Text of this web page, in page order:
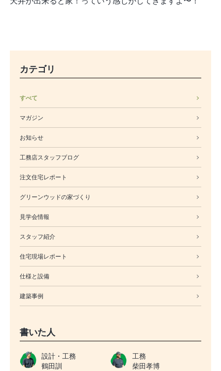
カテゴリ
すべて
マガジン
お知らせ
工務店スタッフブログ
注文住宅レポート
グリーンウッドの家づくり
見学会情報
スタッフ紹介
住宅現場レポート
仕様と設備
建築事例
書いた人
設計・工務
鶴田訓
工務
柴田孝博